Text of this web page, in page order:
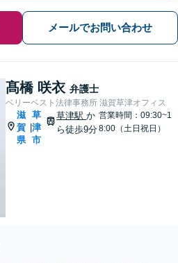
メールでお問い合わせ
髙橋 咲衣 弁護士
ベリーベスト法律事務所 滋賀草津オフィス
滋
賀
県
|
草
津
市
草津駅か
ら徒歩9分
営業時間：09:30~1
8:00（土日祝日）